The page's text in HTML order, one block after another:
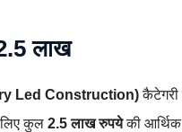
लाख
Led Construction)कैटेगरी
लिए कुल 2.5 लाख रुपयेकी आर्थिक